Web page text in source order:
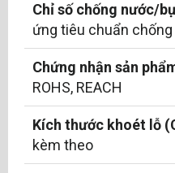
Chỉ số chống nước/
ứng tiêu chuẩn
Chứng nhận sản
ROHS, REACH
Kích thước khoét lỗ
kèm theo